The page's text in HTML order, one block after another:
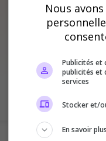
Il n'y a
Staff
Nous
Publicités et
publicités et
services
Stocker et/
En savoir plus